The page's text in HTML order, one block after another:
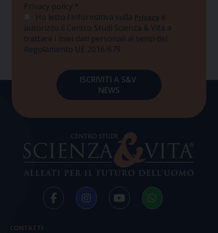
Privacy policy *
Ho letto l'informativa sulla Privacy e
autorizzo il Centro Studi Scienza & Vita a
trattare i miei dati personali ai sensi del
Regolamento UE 2016/679
CONTATTI